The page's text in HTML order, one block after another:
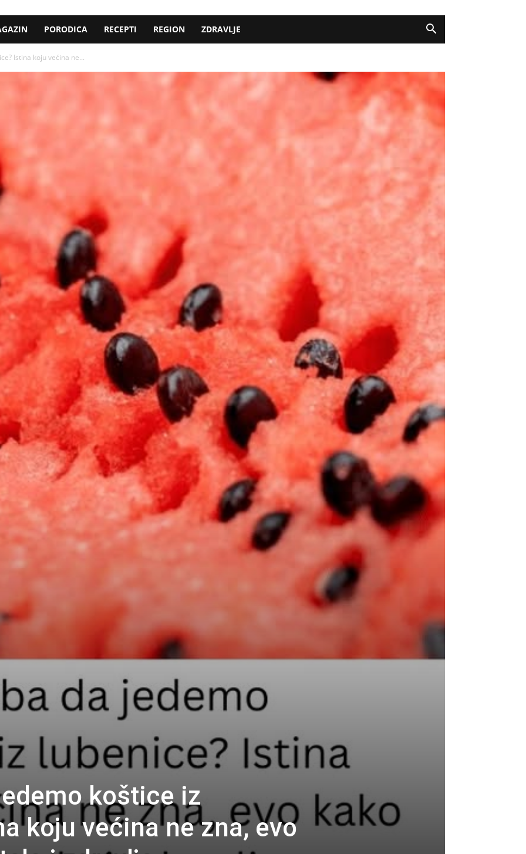
PORODICA RECEPTI REGION ZDRAVLJE
Istina koju većina ne...
koštice iz
koju većina ne zna, evo